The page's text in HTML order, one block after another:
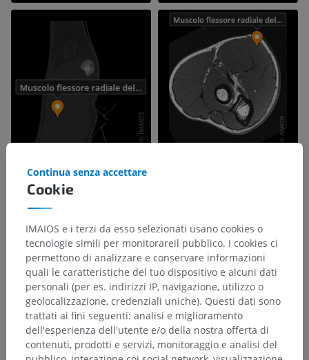
Cookie
Continua senza accettare
IMAIOS e i terzi da esso selezionati usano cookies o
tecnologie simili per monitorareil pubblico. I cookies ci
permettono di analizzare e conservare informazioni
quali le caratteristiche del tuo dispositivo e alcuni dati
personali (per es. indirizzi IP, navigazione, utilizzo o
geolocalizzazione, credenziali uniche). Questi dati sono
trattati ai fini seguenti: analisi e miglioramento
dell'esperienza dell'utente e/o della nostra offerta di
contenuti, prodotti e servizi, monitoraggio e analisi del